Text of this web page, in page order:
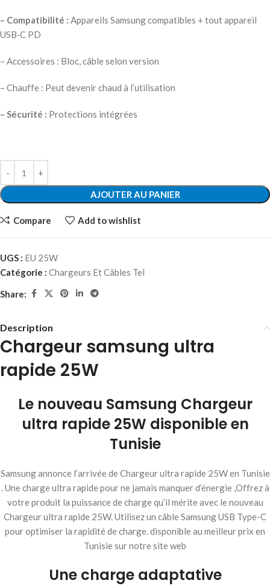
– Compatibilité : Appareils Samsung compatibles + tout appareil
USB‑C PD
– Accessoires : Bloc, câble selon version
– Chauffe : Peut devenir chaud à l’utilisation
– Sécurité : Protections intégrées
AJOUTER AU PANIER
Compare Add to wishlist
UGS : EU 25W
Catégorie : Chargeurs Et Câbles Tel
Share:
Description
Chargeur samsung ultra
rapide 25W
Le nouveau Samsung Chargeur
ultra rapide 25W disponible en
Tunisie
Samsung annonce l’arrivée de Chargeur ultra rapide 25W en Tunisie
. Une charge ultra rapide pour ne jamais manquer d’énergie ,Offrez à
votre produit la puissance de charge qu’il mérite avec le nouveau
Chargeur ultra rapide 25W. Utilisez un câble Samsung USB Type-C
pour optimiser la rapidité de charge. disponible au meilleur prix en
Tunisie sur notre site web
Une charge adaptative